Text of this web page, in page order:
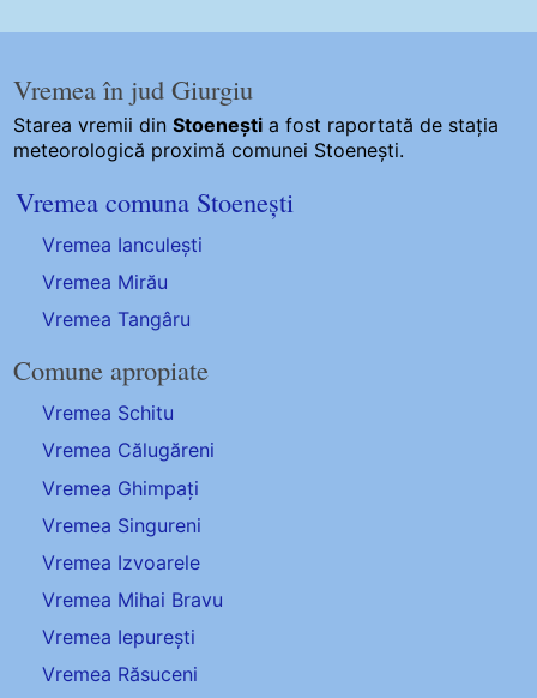
Vremea în jud Giurgiu
Starea vremii dinStoenești a fost raportată de stația
meteorologică proximă comunei Stoenești.
Vremea comuna Stoenești
Vremea Ianculești
Vremea Mirău
Vremea Tangâru
Comune apropiate
Vremea Schitu
Vremea Călugăreni
Vremea Ghimpați
Vremea Singureni
Vremea Izvoarele
Vremea Mihai Bravu
Vremea Iepurești
Vremea Răsuceni